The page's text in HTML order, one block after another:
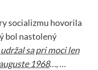
socializmu hovorila
bol nastolený
udržal sa pri moci len
1968…, …